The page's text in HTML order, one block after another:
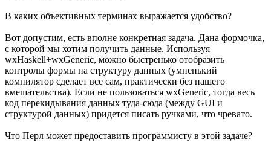
В каких объективных терминах выражается удобство?
Вот допустим, есть вполне конкретная задача. Дана формочка,
с которой мы хотим получить данные. Используя
wxHaskell+wxGeneric, можно быстренько отобразить
контролы формы на структуру данных (умненький
компилятор сделает все сам, практически без нашего
вмешательства). Если не пользоваться wxGeneric, тогда весь
код перекидывания данных туда-сюда (между GUI и
структурой данных) придется писать ручками, что чревато.
Что Перл может предоставить программисту в этой задаче?